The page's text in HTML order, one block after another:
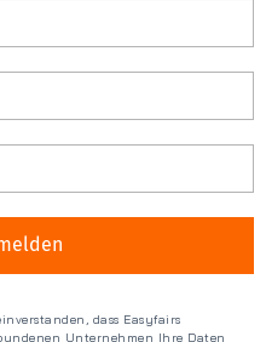
dass Easyfairs
Unternehmen Ihre Daten